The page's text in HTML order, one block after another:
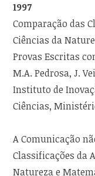
1997
Comparação das
Ciências da
Provas Escritas
M.A. Pedrosa, J.
Instituto de
Ciências,
A Comunicação
Classificações da
Natureza e